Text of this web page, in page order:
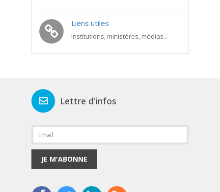
Liens utiles
Institutions, ministères, médias...
Lettre d'infos
JE M'ABONNE